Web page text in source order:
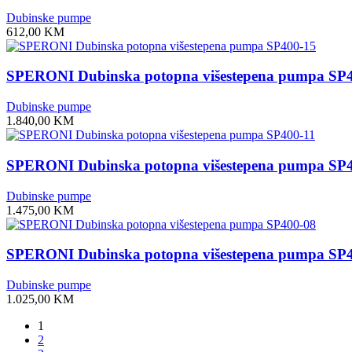
Dubinske pumpe
612,00 KM
SPERONI Dubinska potopna višestepena pumpa
Dubinske pumpe
1.840,00 KM
SPERONI Dubinska potopna višestepena pumpa
Dubinske pumpe
1.475,00 KM
SPERONI Dubinska potopna višestepena pumpa
Dubinske pumpe
1.025,00 KM
1
2